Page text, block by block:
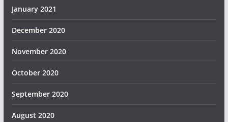
January 2021
December 2020
November 2020
October 2020
September 2020
August 2020